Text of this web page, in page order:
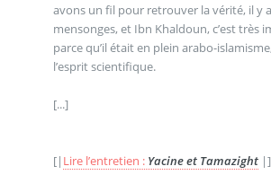
avons un fil pour retrouver la vérité, il y
mensonges, et Ibn Khaldoun, c’est très
parce qu’il était en plein arabo-
l’esprit scientifique.
[...]
[| Lire l’entretien : Yacine et Tamazight|]